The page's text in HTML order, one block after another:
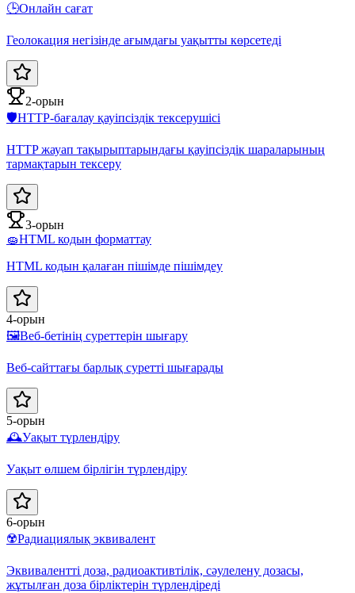
🕒Онлайн сағат
Геолокация негізінде ағымдағы уақытты көрсетеді
2-орын
🛡️HTTP-бағалау қауіпсіздік тексерушісі
HTTP жауап тақырыптарындағы қауіпсіздік шараларының
тармақтарын тексеру
3-орын
🧽HTML кодын форматтау
HTML кодын қалаған пішімде пішімдеу
4-орын
🖼️Веб-бетінің суреттерін шығару
Веб-сайттағы барлық суретті шығарады
5-орын
🕰️Уақыт түрлендіру
Уақыт өлшем бірлігін түрлендіру
6-орын
☢️Радиациялық эквивалент
Эквивалентті доза, радиоактивтілік, сәулелену дозасы,
жұтылған доза бірліктерін түрлендіреді